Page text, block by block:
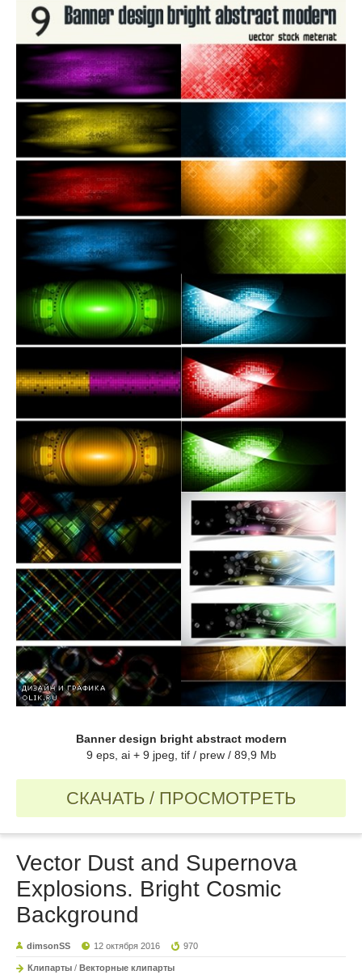
Banner design bright abstract modern
9 eps, ai + 9 jpeg, tif / prew / 89,9 Mb
СКАЧАТЬ / ПРОСМОТРЕТЬ
Vector Dust and Supernova
Explosions. Bright Cosmic
Background
dimsonSS 12 октября 2016 970
Клипарты / Векторные клипарты